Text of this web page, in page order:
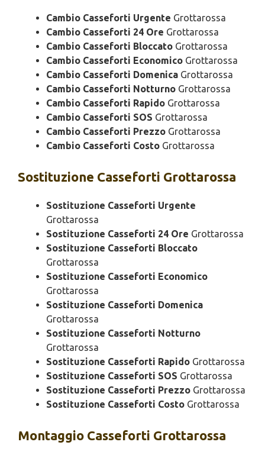
Cambio Casseforti Urgente Grottarossa
Cambio Casseforti 24 Ore Grottarossa
Cambio Casseforti Bloccato Grottarossa
Cambio Casseforti Economico Grottarossa
Cambio Casseforti Domenica Grottarossa
Cambio Casseforti Notturno Grottarossa
Cambio Casseforti Rapido Grottarossa
Cambio Casseforti SOS Grottarossa
Cambio Casseforti Prezzo Grottarossa
Cambio Casseforti Costo Grottarossa
Sostituzione Casseforti Grottarossa
Sostituzione Casseforti Urgente
Grottarossa
Sostituzione Casseforti 24 Ore Grottarossa
Sostituzione Casseforti Bloccato
Grottarossa
Sostituzione Casseforti Economico
Grottarossa
Sostituzione Casseforti Domenica
Grottarossa
Sostituzione Casseforti Notturno
Grottarossa
Sostituzione Casseforti Rapido Grottarossa
Sostituzione Casseforti SOS Grottarossa
Sostituzione Casseforti Prezzo Grottarossa
Sostituzione Casseforti Costo Grottarossa
Montaggio Casseforti Grottarossa